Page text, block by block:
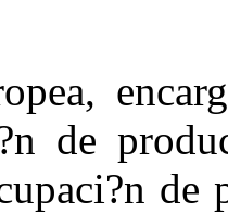
de
de